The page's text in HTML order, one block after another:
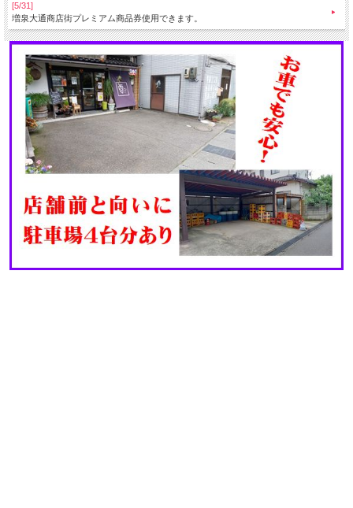
[5/31]
増泉大通商店街プレミアム商品券使用できます。